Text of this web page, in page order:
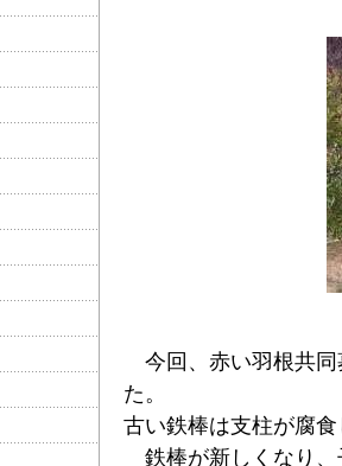
今回、赤い羽根共同
た。
古い鉄棒は支柱が腐
鉄棒が新しくなり、